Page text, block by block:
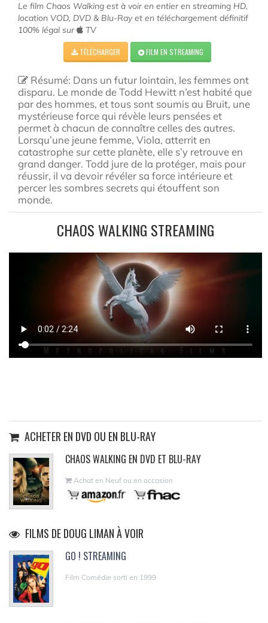
Le film Chaos Walking est à voir en entier en streaming HD,
location VOD, DVD & Blu-Ray et en téléchargement définitif
100% légal sur
TV
TÉLÉCHARGER FILM EN STREAMING
Résumé: Dans un futur lointain, les femmes ont
disparu. Le monde de Todd Hewitt n’est habité que
par des hommes, et tous sont soumis au Bruit, une
mystérieuse force qui révèle leurs pensées et
permet à chacun de connaître celles des autres.
Lorsqu’une jeune femme, Viola, atterrit en
catastrophe sur cette planète, elle s’y retrouve en
grand danger. Todd jure de la protéger, mais pour
réussir, il va devoir révéler sa force intérieure et
percer les sombres secrets qui étouffent son
monde.
CHAOS WALKING STREAMING
ACHETER EN DVD OU EN BLU-RAY
CHAOS WALKING EN DVD ET BLU-RAY
Achat en Neuf ou en occasion
FILMS DE DOUG LIMAN À VOIR
GO ! STREAMING
Film Comédie sorti en 1999